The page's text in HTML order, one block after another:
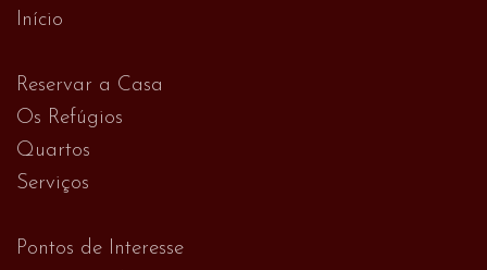
Início
Reservar a Casa
Os Refúgios
Quartos
Serviços
Pontos de Interesse